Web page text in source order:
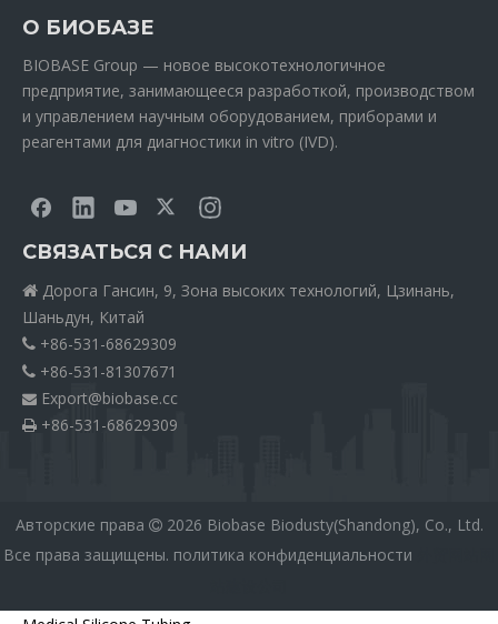
О БИОБАЗЕ
BIOBASE Group — новое высокотехнологичное
предприятие, занимающееся разработкой, производством
и управлением научным оборудованием, приборами и
реагентами для диагностики in vitro (IVD).
СВЯЗАТЬСЯ С НАМИ
 Дорога Гансин, 9, Зона высоких технологий, Цзинань,
Шаньдун, Китай
 +86-531-68629309
 +86-531-81307671
 Export@biobase.cc
 +86-531-68629309
Авторские права  2026 Biobase Biodusty(Shandong), Co., Ltd.
Все права защищены. политика конфиденциальности